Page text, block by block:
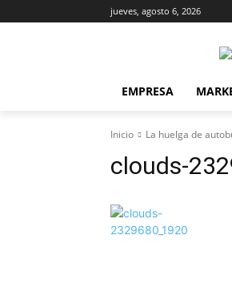
jueves, agosto 6, 2026
EMPRESA
Inicio La huelga de
clouds-